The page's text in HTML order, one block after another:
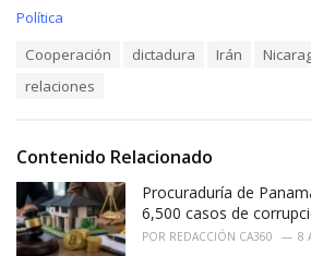
C
i
:
Política
Cooperación dictadura Irán
relaciones
Contenido Relacionado
Procuraduría de
6,500 casos de
POR REDACCIÓN CA360 8